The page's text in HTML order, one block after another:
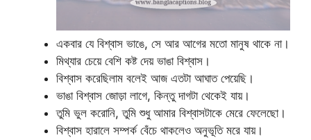
একবার যে বিশ্বাস ভাঙে, সে আর আগের মতো মানুষ থাকে না।
মিথ্যার চেয়ে বেশি কষ্ট দেয় ভাঙা বিশ্বাস।
বিশ্বাস করেছিলাম বলেই আজ এতটা আঘাত পেয়েছি।
ভাঙা বিশ্বাস জোড়া লাগে, কিন্তু দাগটা থেকেই যায়।
তুমি ভুল করোনি, তুমি শুধু আমার বিশ্বাসটাকে মেরে ফেলেছো।
বিশ্বাস হারালে সম্পর্ক বেঁচে থাকলেও অনুভূতি মরে যায়।